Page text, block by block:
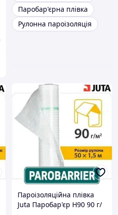
Паробар'єрна плівка
Рулонна пароізоляція
Пароізоляційна плівка
Juta Паробар'єр Н90 90 г/